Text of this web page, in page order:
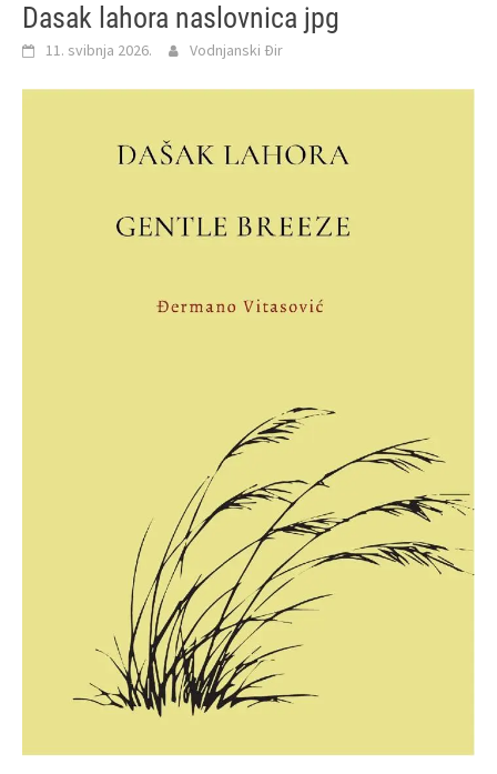
Dasak lahora naslovnica jpg
11. svibnja 2026. Vodnjanski Đir